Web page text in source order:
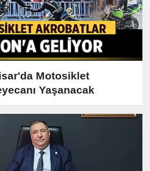
Motosiklet
Yaşanacak